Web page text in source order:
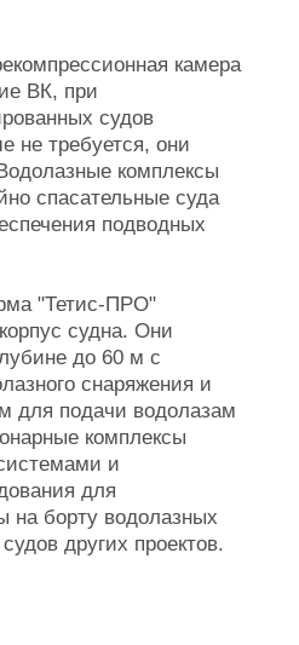
камера
ВК, при
судов
не требуется, они
комплексы
спасательные суда
подводных
"Тетис-ПРО"
судна. Они
до 60 м с
снаряжения и
для подачи водолазам
комплексы
и
для
на борту водолазных
других проектов.